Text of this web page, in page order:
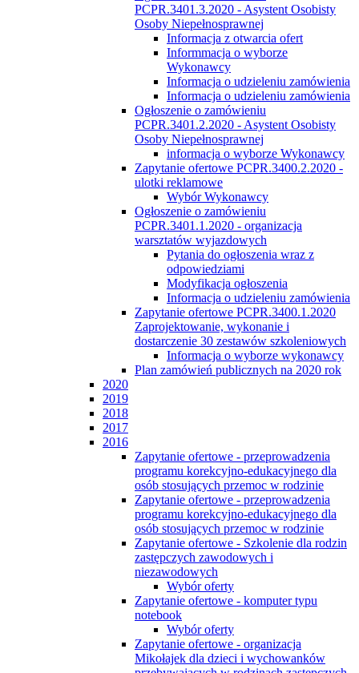
PCPR.3401.3.2020 - Asystent Osobisty
Osoby Niepełnosprawnej
Informacja z otwarcia ofert
Informmacja o wyborze
Wykonawcy
Informacja o udzieleniu zamówienia
Informacja o udzieleniu zamówienia
Ogłoszenie o zamówieniu
PCPR.3401.2.2020 - Asystent Osobisty
Osoby Niepełnosprawnej
informacja o wyborze Wykonawcy
Zapytanie ofertowe PCPR.3400.2.2020 -
ulotki reklamowe
Wybór Wykonawcy
Ogłoszenie o zamówieniu
PCPR.3401.1.2020 - organizacja
warsztatów wyjazdowych
Pytania do ogłoszenia wraz z
odpowiedziami
Modyfikacja ogłoszenia
Informacja o udzieleniu zamówienia
Zapytanie ofertowe PCPR.3400.1.2020
Zaprojektowanie, wykonanie i
dostarczenie 30 zestawów szkoleniowych
Informacja o wyborze wykonawcy
Plan zamówień publicznych na 2020 rok
2020
2019
2018
2017
2016
Zapytanie ofertowe - przeprowadzenia
programu korekcyjno-edukacyjnego dla
osób stosujących przemoc w rodzinie
Zapytanie ofertowe - przeprowadzenia
programu korekcyjno-edukacyjnego dla
osób stosujących przemoc w rodzinie
Zapytanie ofertowe - Szkolenie dla rodzin
zastępczych zawodowych i
niezawodowych
Wybór oferty
Zapytanie ofertowe - komputer typu
notebook
Wybór oferty
Zapytanie ofertowe - organizacja
Mikołajek dla dzieci i wychowanków